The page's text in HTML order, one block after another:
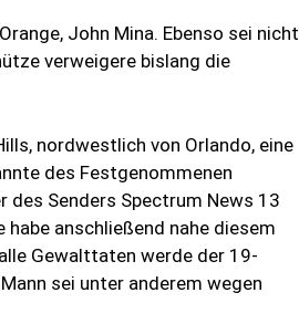
John Mina. Ebenso sei nicht
verweigere bislang die
nordwestlich von Orlando, eine
des Festgenommenen
des Senders Spectrum News 13
anschließend nahe diesem
Gewalttaten werde der 19-
sei unter anderem wegen